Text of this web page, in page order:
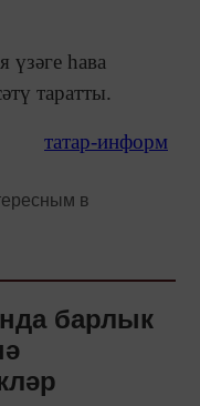
үзәге һава
таратты.
татар-информ
в
барлык